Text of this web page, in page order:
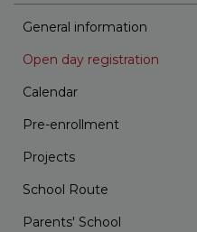
General information
Open day registration
Calendar
Pre-enrollment
Projects
School Route
Parents' School